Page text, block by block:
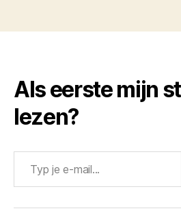
Als eerste mijn
lezen?
Typ je e-mail...